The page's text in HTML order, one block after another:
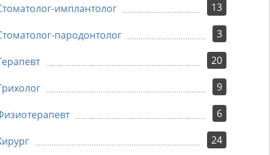
13
имплантолог
3
пародонтолог
20
9
6
24